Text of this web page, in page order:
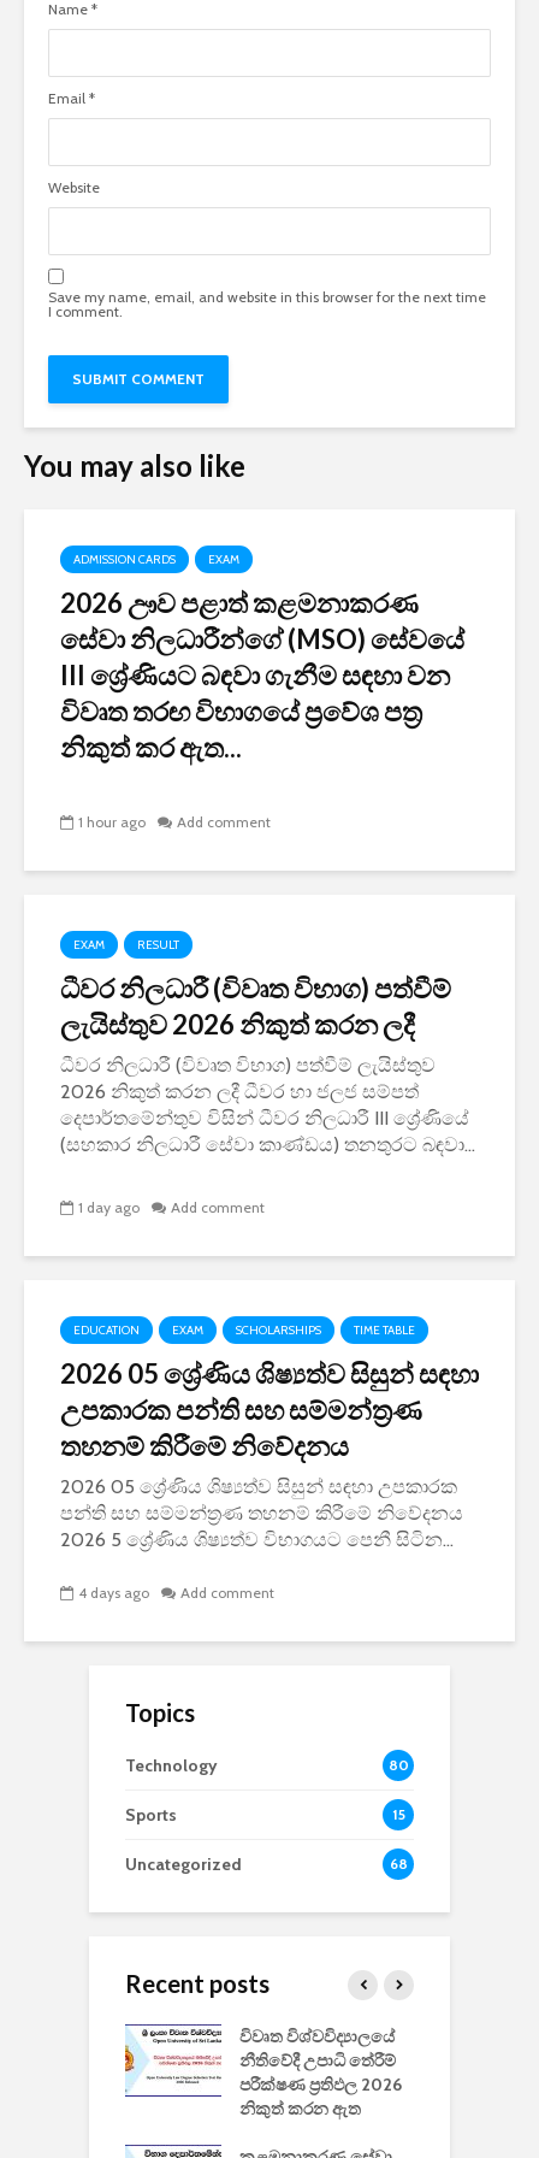
Name *
Email *
Website
Save my name, email, and website in this browser for the next time
I comment.
You may also like
ADMISSION CARDS EXAM
2026 ඌව පළාත් කළමනාකරණ
සේවා නිලධාරීන්ගේ (MSO) සේවයේ
III ශ්‍රේණියට බඳවා ගැනීම සඳහා වන
විවෘත තරඟ විභාගයේ ප්‍රවේශ පත්‍ර
නිකුත් කර ඇත...
1 hour ago Add comment
EXAM RESULT
ධීවර නිලධාරී (විවෘත විභාග) පත්වීම්
ලැයිස්තුව 2026 නිකුත් කරන ලදී
ධීවර නිලධාරී (විවෘත විභාග) පත්වීම් ලැයිස්තුව
2026 නිකුත් කරන ලදී ධීවර හා ජලජ සම්පත්
දෙපාර්තමේන්තුව විසින් ධීවර නිලධාරී III ශ්‍රේණියේ
(සහකාර නිලධාරී සේවා කාණ්ඩය) තනතුරට බඳවා...
1 day ago Add comment
EDUCATION EXAM SCHOLARSHIPS TIME TABLE
2026 05 ශ්‍රේණිය ශිෂ්‍යත්ව සිසුන් සඳහා
උපකාරක පන්ති සහ සම්මන්ත්‍රණ
තහනම් කිරීමේ නිවේදනය
2026 05 ශ්‍රේණිය ශිෂ්‍යත්ව සිසුන් සඳහා උපකාරක
පන්ති සහ සම්මන්ත්‍රණ තහනම් කිරීමේ නිවේදනය
2026 5 ශ්‍රේණිය ශිෂ්‍යත්ව විභාගයට පෙනී සිටින...
4 days ago Add comment
Topics
Technology 80
Sports 15
Uncategorized 68
Recent posts
විවෘත විශ්වවිද්‍යාලයේ
නීතිවේදී උපාධි තේරීම්
පරීක්ෂණ ප්‍රතිඵල 2026
නිකුත් කරන ඇත